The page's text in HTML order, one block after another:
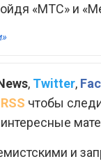
«МТС» и
, Twitter,
RSS чтобы
и